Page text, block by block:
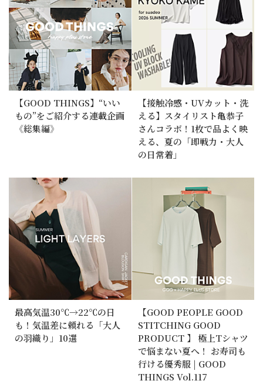
【GOOD THINGS】“いい
もの”をご紹介する連載企画
《総集編》
【接触冷感・UVカット・洗
える】スタイリスト亀恭子
さんコラボ！1枚で品よく映
える、夏の「即戦力・大人
の日常着」
最高気温30℃→22℃の日
も！気温差に頼れる「大人
の羽織り」10選
【GOOD PEOPLE GOOD
STITCHING GOOD
PRODUCT 】 極上Tシャツ
で悩まない夏へ！ お寿司も
行ける優秀服 | GOOD
THINGS Vol.117